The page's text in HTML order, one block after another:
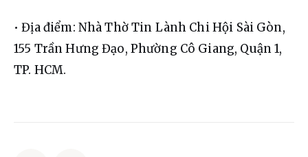
• Địa điểm: Nhà Thờ Tin Lành Chi Hội Sài Gòn,
155 Trần Hưng Đạo, Phường Cô Giang, Quận 1,
TP. HCM.